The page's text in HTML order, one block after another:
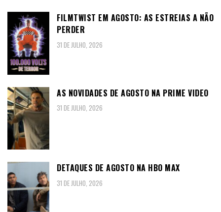
FILMTWIST EM AGOSTO: AS ESTREIAS A NÃO
PERDER
31 DE JULHO, 2026
AS NOVIDADES DE AGOSTO NA PRIME VIDEO
31 DE JULHO, 2026
DETAQUES DE AGOSTO NA HBO MAX
31 DE JULHO, 2026